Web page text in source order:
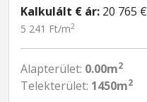
Kalkulált € ár: 20 765 €
5 241 Ft/m2
Alapterület: 0.00m2
Telekterület: 1450m2